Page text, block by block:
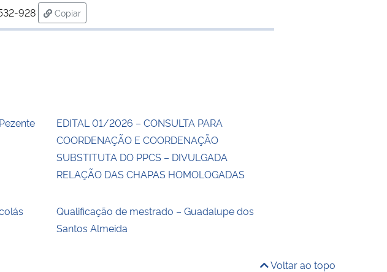
928
Copiar
para área de transferência
EDITAL 01/2026 – CONSULTA PARA
COORDENAÇÃO E COORDENAÇÃO
SUBSTITUTA DO PPCS – DIVULGADA
RELAÇÃO DAS CHAPAS HOMOLOGADAS
Qualificação de mestrado – Guadalupe dos
Santos Almeida
Voltar ao topo